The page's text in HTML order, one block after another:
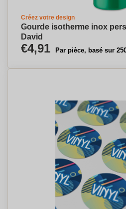
Créez votre design
Gourde isotherme inox
David
€4,91 Par pièce, basé sur